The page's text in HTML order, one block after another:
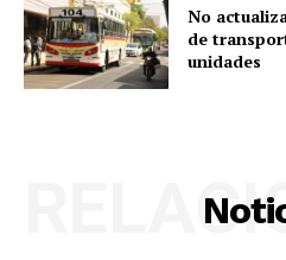
No
de
unidades